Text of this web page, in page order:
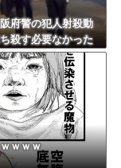
府警の犯人射殺動
殺す必要なかった
ｗｗｗｗｗ
ｗｗｗ